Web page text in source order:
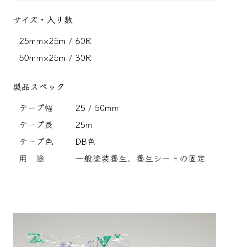
サイズ・入り数
25mm×25m / 60R
50mm×25m / 30R
製品スペック
テープ幅
25 / 50mm
テープ長
25m
テープ色
DB色
用 途
一般塗装養生、養生シートの固定